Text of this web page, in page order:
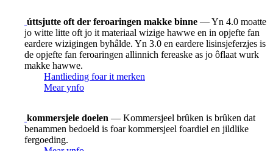
úttsjutte oft der feroaringen makke binne — Yn 4.0 moatte
jo witte litte oft jo it materiaal wizige hawwe en in opjefte fan
eardere wizigingen byhâlde. Yn 3.0 en eardere lisinsjeferzjes is
de opjefte fan feroaringen allinnich fereaske as jo ôflaat wurk
makke hawwe.
Hantlieding foar it merken
Mear ynfo
kommersjele doelen — Kommersjeel brûken is brûken dat
benammen bedoeld is foar kommersjeel foardiel en jildlike
fergoeding.